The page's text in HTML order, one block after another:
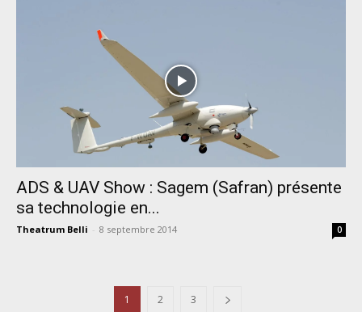
ADS & UAV Show : Sagem (Safran) présente
sa technologie en...
Theatrum Belli - 8 septembre 2014 0
1 2 3